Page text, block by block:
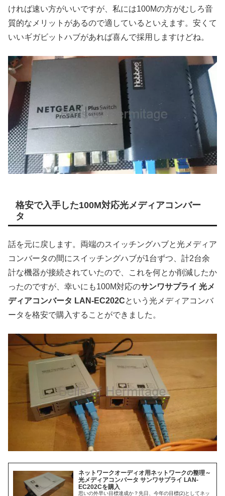
ければ速い方がいいですが、私には100Mの方がむしろ音
質的なメリットがあるので適しているといえます。安くて
いいギガビットハブがあれば喜んで採用しますけどね。
格安で入手した100M対応光メディアコンバー
タ
話を元に戻します。両端のスイッチングハブと光メディア
コンバータの間にスイッチングハブが1台ずつ、計2台余
計な機器が接続されていたので、これを何とか削減したか
ったのですが、幸いにも100M対応のサンワサプライ 光メ
ディアコンバータ LAN-EC202Cという光メディアコンバ
ータを格安で購入することができました。
ネットワークオーディオ用ネットワークの整理～
光メディアコンバータ サンワサプライ LAN-
EC202Cを購入
思いの外早い目標達成か？先日、今年の目標(2)としてネッ